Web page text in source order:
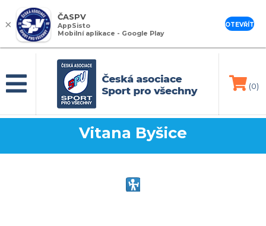
(0)
Vitana Byšice
×
ČASPV
AppSisto
Mobilní aplikace - Google Play
OTEVŘÍT